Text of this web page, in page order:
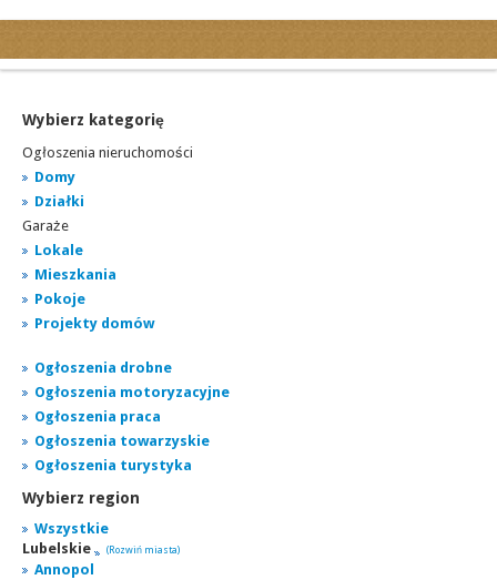
Ogłoszenia motoryzacyjne
Ogłoszenia nieruchomości
Ogłoszenia praca
Ogłoszenia turystyka
Regiony
miasta...
Wybierz kategorię
Ogłoszenia nieruchomości
Domy
Działki
Garaże
Lokale
Mieszkania
Pokoje
Projekty domów
Ogłoszenia drobne
Ogłoszenia motoryzacyjne
Ogłoszenia praca
Ogłoszenia towarzyskie
Ogłoszenia turystyka
Wybierz region
Wszystkie
Lubelskie
(Rozwiń miasta)
Annopol